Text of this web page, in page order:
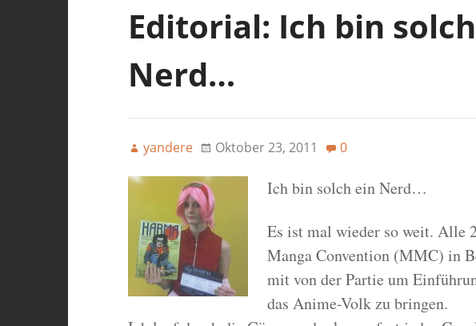
Editorial: Ich bin
Nerd…
yandere Oktober 23, 2011 0
Ich bin solch ein Nerd…
Es ist mal wieder so weit. Alle
Manga Convention (MMC) in
mit von der Partie um
das Anime-Volk zu bringen.